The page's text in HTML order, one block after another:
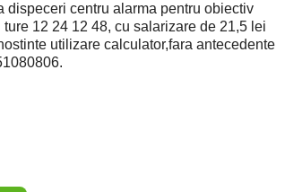
dispeceri centru alarma pentru obiectiv
12 24 12 48, cu salarizare de 21,5 lei
utilizare calculator,fara antecedente